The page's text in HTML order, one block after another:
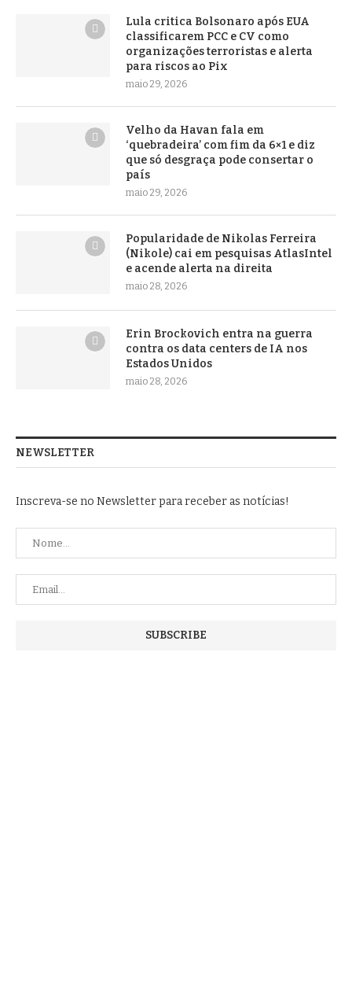
Lula critica Bolsonaro após EUA
classificarem PCC e CV como
organizações terroristas e alerta
para riscos ao Pix
maio 29, 2026
Velho da Havan fala em
‘quebradeira’ com fim da 6×1 e diz
que só desgraça pode consertar o
país
maio 29, 2026
Popularidade de Nikolas Ferreira
(Nikole) cai em pesquisas AtlasIntel
e acende alerta na direita
maio 28, 2026
Erin Brockovich entra na guerra
contra os data centers de IA nos
Estados Unidos
maio 28, 2026
NEWSLETTER
Inscreva-se no Newsletter para receber as notícias!